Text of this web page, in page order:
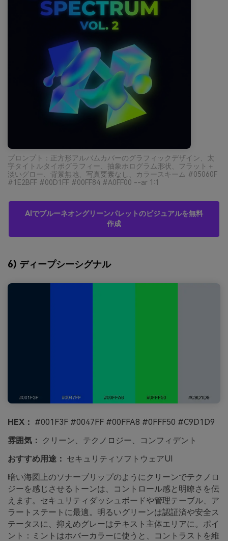
プロンプト：正方形アルバムカバーのグラフィックデザイン、太
字タイトルタイポグラフィー、抽象ホログラム形状、フラット＋
淡いグロー、背景無地、写真要素なし、カラースキーム #05060F
#1E2BFF #00D1FF #00FF84 #A0FF00 --ar 1:1
AIでブルーネオングリーンパレットのビジュアルを無料
作成
6) ディープシーシグナル
HEX： #001F3F #0047FF #00FFA8 #0FFF50 #C9D1D9
雰囲気：
クリーン、テクノロジー、コンフィデント
おすすめ用途： セキュリティソフトウェアUI
暗い海図上のソナーブリップのようにクリーンでテクノロ
ジーを感じさせるトーンは、コントロール感と明瞭さを伝
えます。セキュリティダッシュボードや管理テーブル、ア
ラートステートに最適。明るいグリーンは認証済や安全ス
テータスに、抑えめグレーはテキスト主体エリアに。ポイ
ント：ミントはホバーカラーに使うと、コントラストを維